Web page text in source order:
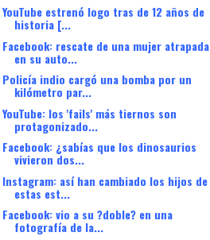
YouTube estrenó logo tras de 12 años de
historia [...
Facebook: rescate de una mujer atrapada
en su auto...
Policía indio cargó una bomba por un
kilómetro par...
YouTube: los 'fails' más tiernos son
protagonizado...
Facebook: ¿sabías que los dinosaurios
vivieron dos...
Instagram: así han cambiado los hijos de
estas est...
Facebook: vio a su ?doble? en una
fotografía de la...